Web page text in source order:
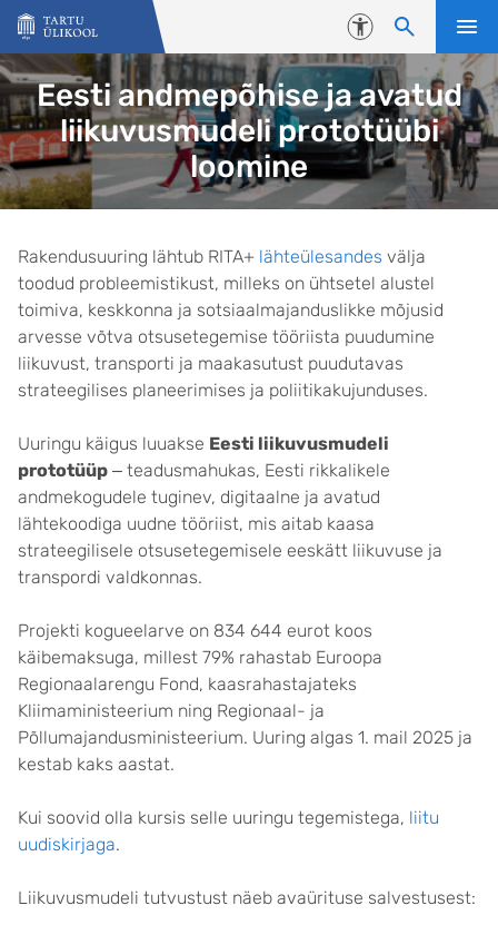
Liigu edasi põhisisu juurde
Juurdepääsetavus
Eesti andmepõhise ja avatud
liikuvusmudeli prototüübi
loomine
Avaleht
Rakendusuuring lähtub RITA+ lähteülesandes välja
toodud probleemistikust, milleks on ühtsetel alustel
toimiva, keskkonna ja sotsiaalmajanduslikke mõjusid
arvesse võtva otsusetegemise tööriista puudumine
liikuvust, transporti ja maakasutust puudutavas
strateegilises planeerimises ja poliitikakujunduses.
Uuringu käigus luuakse Eesti liikuvusmudeli
prototüüp ‒ teadusmahukas, Eesti rikkalikele
andmekogudele tuginev, digitaalne ja avatud
lähtekoodiga uudne tööriist, mis aitab kaasa
strateegilisele otsusetegemisele eeskätt liikuvuse ja
transpordi valdkonnas.
Projekti kogueelarve on 834 644 eurot koos
käibemaksuga, millest 79% rahastab Euroopa
Regionaalarengu Fond, kaasrahastajateks
Kliimaministeerium ning Regionaal- ja
Põllumajandusministeerium. Uuring algas 1. mail 2025 ja
kestab kaks aastat.
Kui soovid olla kursis selle uuringu tegemistega, liitu
uudiskirjaga.
Liikuvusmudeli tutvustust näeb avaürituse salvestusest: